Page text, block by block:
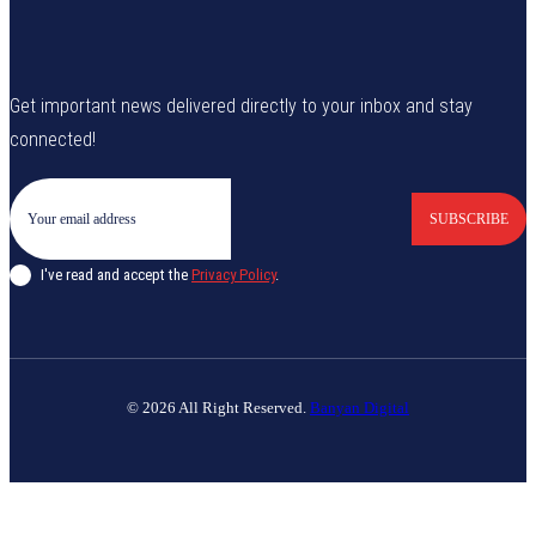
Get important news delivered directly to your inbox and stay
connected!
SUBSCRIBE
I've read and accept the Privacy Policy.
© 2026 All Right Reserved. Banyan Digital